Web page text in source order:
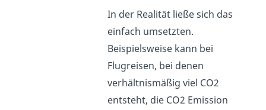
In der Realität ließe sich das
einfach umsetzten.
Beispielsweise kann bei
Flugreisen, bei denen
verhältnismäßig viel CO2
entsteht, die CO2 Emission